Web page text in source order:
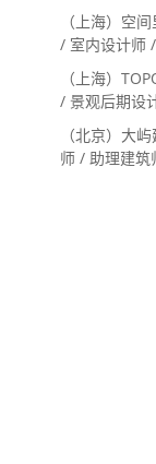
（上海）空
/ 室内设计师
（上海）
/ 景观后期设
（北京）大
师 / 助理建